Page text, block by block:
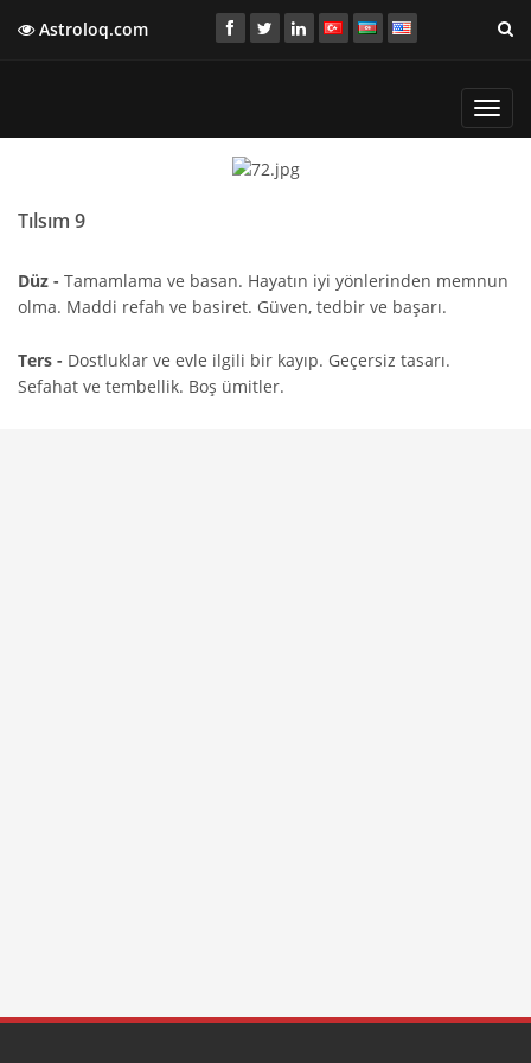
Astroloq.com
Tılsım 9
Düz - Tamamlama ve basan. Hayatın iyi yönlerinden memnun
olma. Maddi refah ve basiret. Güven, tedbir ve başarı.
Ters - Dostluklar ve evle ilgili bir kayıp. Geçersiz tasarı.
Sefahat ve tembellik. Boş ümitler.